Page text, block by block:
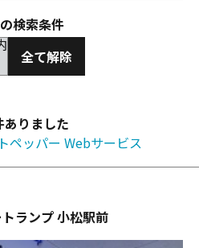
検索条件
全て解除
ありました
ペッパー Webサービス
ランプ 小松駅前